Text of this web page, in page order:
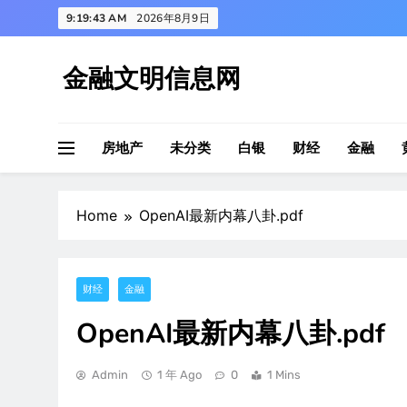
to
9:19:45 AM 2026年8月9日
金融文明信息网
房地产 未分类 白银 财经 金融
Home OpenAI最新内幕八卦.pdf
财经 金融
OpenAI最新内幕八卦.pdf
Admin 1 年 Ago 0 1 Mins